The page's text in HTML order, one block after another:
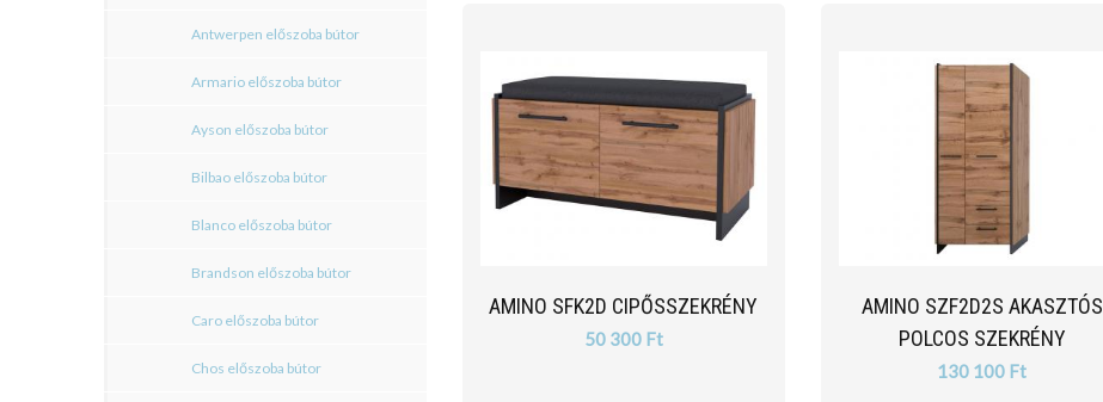
Antwerpen előszoba bútor
Armario előszoba bútor
Ayson előszoba bútor
Bilbao előszoba bútor
Blanco előszoba bútor
Brandson előszoba bútor
Caro előszoba bútor
Chos előszoba bútor
AMINO SFK2D CIPŐSSZEKRÉNY
50 300 Ft
AMINO SZF2D2S AKASZTÓS
POLCOS SZEKRÉNY
130 100 Ft